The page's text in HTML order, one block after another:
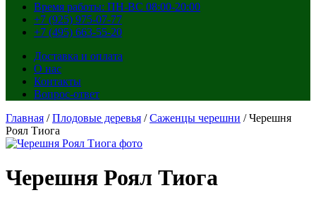
Время работы: ПН-ВС 08:00-20:00
+7 (925) 975-07-77
+7 (495) 663-55-20
Доставка и оплата
О нас
Контакты
Вопрос-ответ
Главная /Плодовые деревья /Саженцы черешни / Черешня
Роял Тиога
Черешня Роял Тиога